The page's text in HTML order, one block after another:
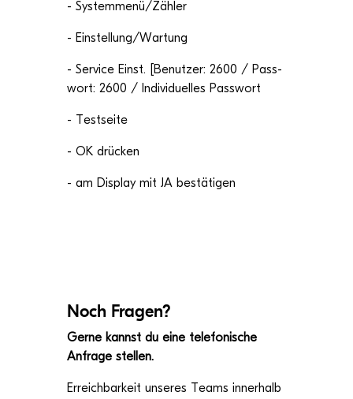
- Systemmenü/Zähler
- Einstellung/Wartung
- Ser­vice Einst. [Benut­zer: 2600 / Pass­
wort: 2600 / Indi­vi­du­el­les Passwort
- Test­seite
- OK drücken
- am Dis­play mit JA bestätigen
Noch Fra­gen?
Gerne kannst du eine tele­fo­ni­sche
Anfrage stellen.
Erreich­bar­keit unse­res Teams inner­halb